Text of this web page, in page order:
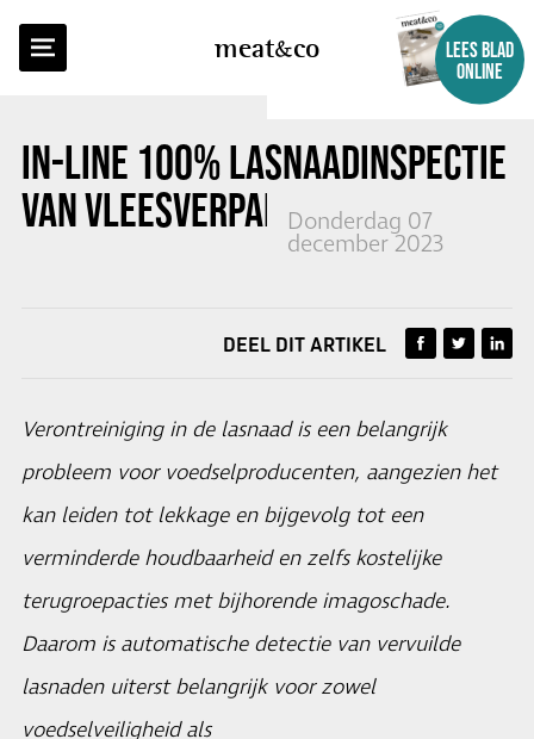
meatco
LEES BLAD
ONLINE
IN-LINE 100% LASNAADINSPECTIE
VAN VLEESVERPAKKINGEN
Donderdag 07
december 2023
TERUG NAAR OVERZICHT
DEEL DIT ARTIKEL
Verontreiniging in de lasnaad is een belangrijk
probleem voor voedselproducenten, aangezien het
kan leiden tot lekkage en bijgevolg tot een
verminderde houdbaarheid en zelfs kostelijke
terugroepacties met bijhorende imagoschade.
Daarom is automatische detectie van vervuilde
lasnaden uiterst belangrijk voor zowel
voedselveiligheid als